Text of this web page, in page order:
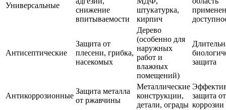
Универсальные
снижение
впитываемости
штукатурка,
кирпич
Антисептические
Защита от
плесени, грибка,
насекомых
Дерево
(особенно для
наружных
работ и
влажных
помещений)
защита
Антикоррозионные
Защита металла
от ржавчины
Металлические
конструкции,
детали, ограды
защита от
коррозии